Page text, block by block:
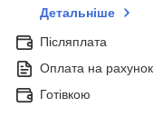
Детальніше
Післяплата
Оплата на рахунок
Готівкою